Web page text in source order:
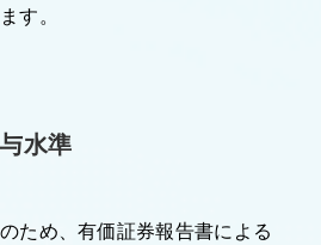
す。
水準
ため、有価証券報告書による